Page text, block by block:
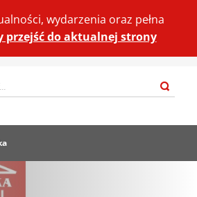
wydarzenia oraz pełna
do aktualnej strony